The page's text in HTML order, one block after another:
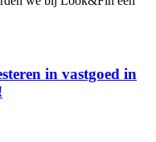
in vastgoed in